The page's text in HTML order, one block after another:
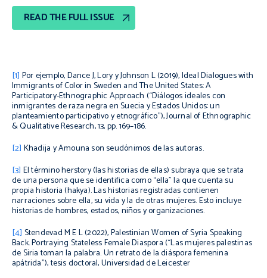
READ THE FULL ISSUE
[1] Por ejemplo, Dance J, Lory y Johnson L (2019),Ideal Dialogues with
Immigrants of Color in Sweden and The United States: A
Participatory-Ethnographic Approach (“Diálogos ideales con
inmigrantes de raza negra en Suecia y Estados Unidos: un
planteamiento participativo y etnográfico”),Journal of Ethnographic
& Qualitative Research, 13, pp. 169–186.
[2] Khadija y Amouna son seudónimos de las autoras.
[3] El términoherstory(las historias de ellas) subraya que se trata
de una persona que se identifica como“ella”la que cuenta su
propia historia (hakya). Las historias registradas contienen
narraciones sobre ella, su vida y la de otras mujeres. Esto incluye
historias de hombres, estados, niños y organizaciones.
[4] Stendevad M E L (2022),Palestinian Women of Syria Speaking
Back. Portraying Stateless Female Diaspora(“Las mujeres palestinas
de Siria toman la palabra. Un retrato de la diáspora femenina
apátrida”), tesis doctoral, Universidad de Leicester